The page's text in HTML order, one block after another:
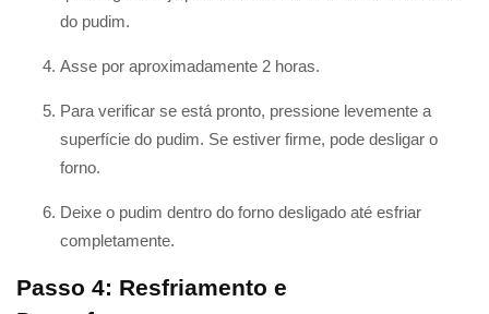
do pudim.
Asse por aproximadamente 2 horas.
Para verificar se está pronto, pressione levemente a
superfície do pudim. Se estiver firme, pode desligar o
forno.
Deixe o pudim dentro do forno desligado até esfriar
completamente.
Passo 4: Resfriamento e